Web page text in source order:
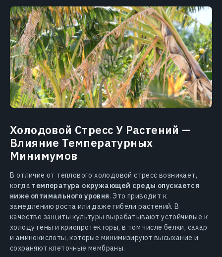
Холодовой Стресс У Растений —
Влияние Температурных
Минимумов
В отличие от теплового холодовой стресс возникает,
когда температура окружающей среды опускается
ниже оптимального уровня. Это приводит к
замедлению роста или даже гибели растений. В
качестве защиты культуры вырабатывают устойчивые к
холоду гены и криопротекторы, в том числе белки, сахар
и аминокислоты, которые минимизируют высыхание и
сохраняют клеточные мембраны.